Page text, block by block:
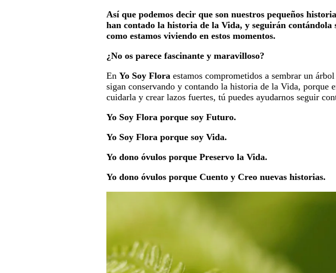
Así que podemos decir que son nuestros pequeños
han contado la historia de la Vida, y seguirán contándola
como estamos viviendo en estos momentos.
¿No os parece fascinante y maravilloso?
En Yo Soy Flora estamos comprometidos a sembrar un
sigan conservando y contando la historia de la Vida, porque
cuidarla y crear lazos fuertes, tú puedes ayudarnos seguir
Yo Soy Flora porque soy Futuro.
Yo Soy Flora porque soy Vida.
Yo dono óvulos porque Preservo la Vida.
Yo dono óvulos porque Cuento y Creo nuevas historias.